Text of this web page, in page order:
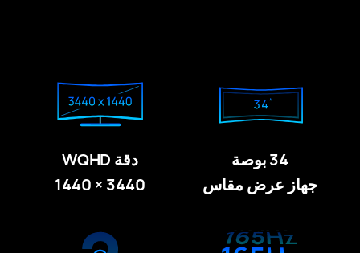
34 بوصة
جهاز عرض مقاس
دقة WQHD
3440 × 1440